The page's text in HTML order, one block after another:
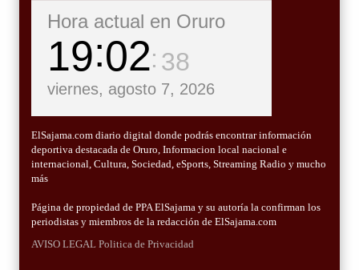
Hora actual en Oruro
19 02 39
viernes, agosto 7, 2026
ElSajama.com diario digital donde podrás encontrar información
deportiva destacada de Oruro, Informacion local nacional e
internacional, Cultura, Sociedad, eSports, Streaming Radio y mucho
más
Página de propiedad de PPA ElSajama y su autoría la confirman los
periodistas y miembros de la redacción de ElSajama.com
AVISO LEGAL Politica de Privacidad